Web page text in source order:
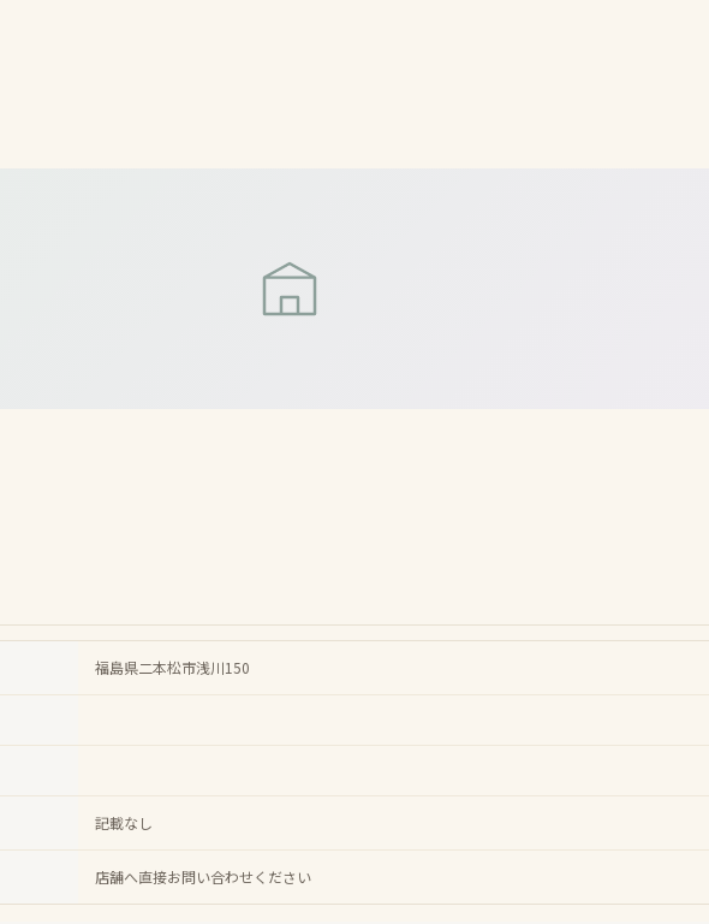
福島県二本松市浅川150
記載なし
店舗へ直接お問い合わせください